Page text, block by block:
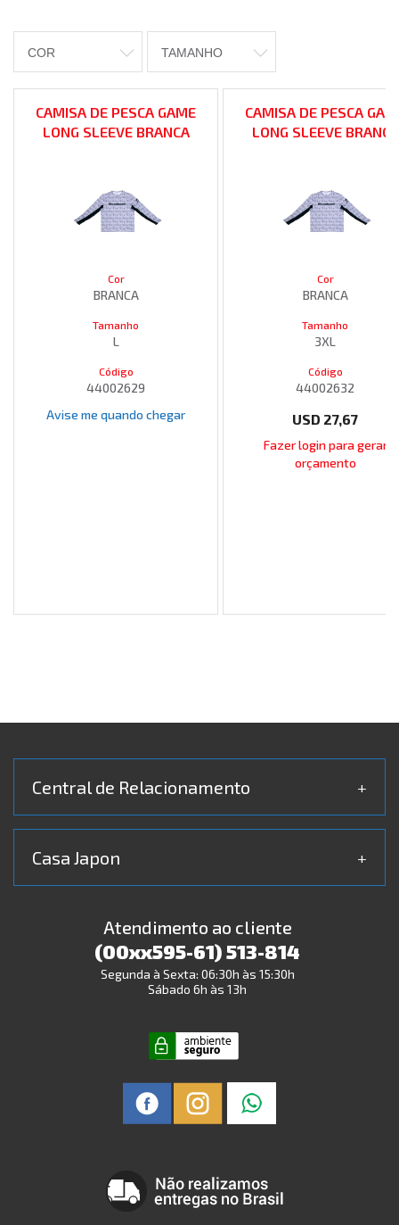
COR TAMANHO
CAMISA DE PESCA GAME
LONG SLEEVE BRANCA
Cor
BRANCA
Tamanho
L
Código
44002629
Avise me quando chegar
CAMISA DE PESCA
LONG SLEEVE BRANCA
Cor
BRANCA
Tamanho
3XL
Código
44002632
USD 27,67
Fazer login para gerar
orçamento
Central de Relacionamento +
Casa Japon +
Atendimento ao cliente
(00xx595-61) 513-814
Segunda à Sexta: 06:30h às 15:30h
Sábado 6h às 13h